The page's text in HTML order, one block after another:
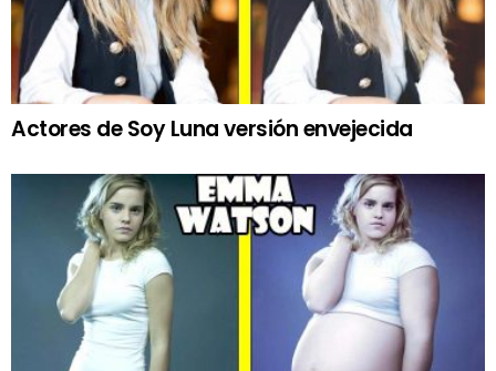
Actores de Soy Luna versión envejecida